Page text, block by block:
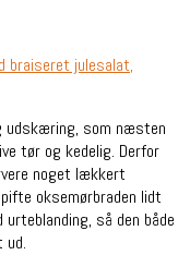
udskæring, som næsten
tør og kedelig. Derfor
noget lækkert
oksemørbraden lidt
så den både